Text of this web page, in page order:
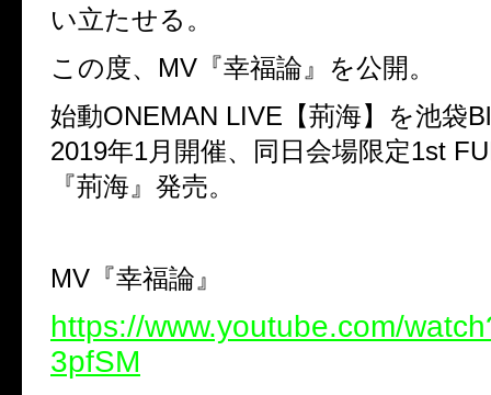
い立たせる。
この度、MV『幸福論』を公開。
始動ONEMAN LIVE【荊海】を池袋
2019年1月開催、同日会場限定1st
『荊海』発売。
MV『幸福論』
https://www.youtube.com/
3pfSM